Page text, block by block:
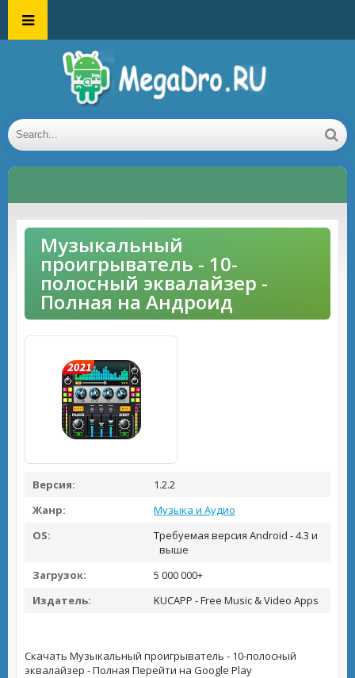
Музыкальный
проигрыватель - 10-
полосный эквалайзер -
Полная на Андроид
Версия:
1.2.2
Жанр:
Музыка и Аудио
OS:
Требуемая версия Android - 4.3 и
выше
Загрузок:
5 000 000+
Издатель:
KUCAPP - Free Music & Video Apps
Скачать Музыкальный проигрыватель - 10-полосный
эквалайзер - Полная Перейти на Google Play